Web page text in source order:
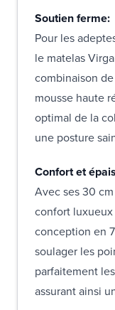
Soutien ferme:
Pour les
le matelas
combinaison
mousse haute
optimal de la
une posture
Confort et
Avec ses 30
confort luxueux
conception en
soulager les
parfaitement
assurant ainsi